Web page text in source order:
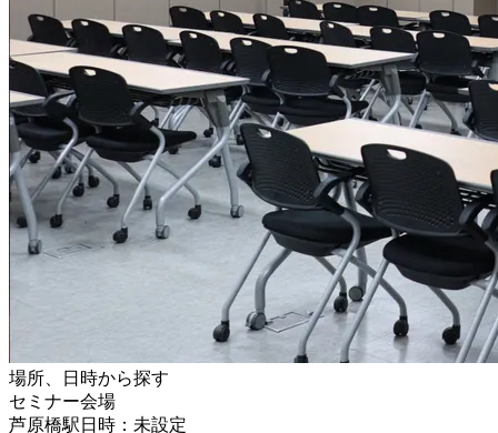
場所、日時から探す
セミナー会場
芦原橋駅日時：未設定